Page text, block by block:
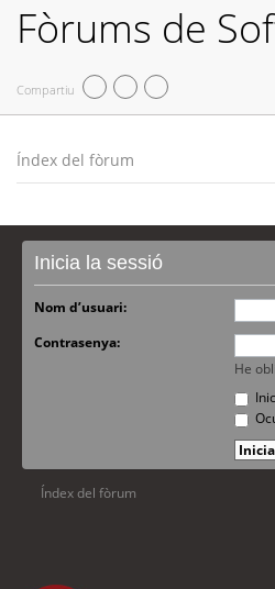
Fòrums de
Compartiu
Índex del fòrum
Inicia la sessió
Nom d’usuari:
Contrasenya:
He
Índex del fòrum